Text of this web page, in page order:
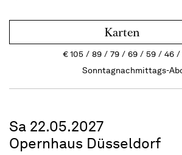
Karten
€105 89 79 69 59 46
Sonntagnachmittags-
Sa 22.05.2027
Opernhaus Düsseldorf